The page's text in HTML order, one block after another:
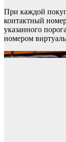
При каждой
контактный
указанного
номером